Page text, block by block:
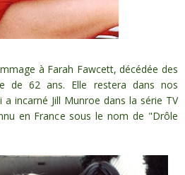
à Farah Fawcett, décédée des
de 62 ans. Elle restera dans nos
incarné Jill Munroe dans la série TV
en France sous le nom de "Drôle